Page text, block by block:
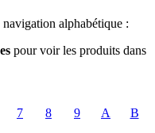
alphabétique :
pour voir les produits dans
7 8 9 A B